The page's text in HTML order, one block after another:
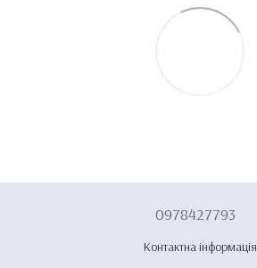
0978427793
Контактна інформація